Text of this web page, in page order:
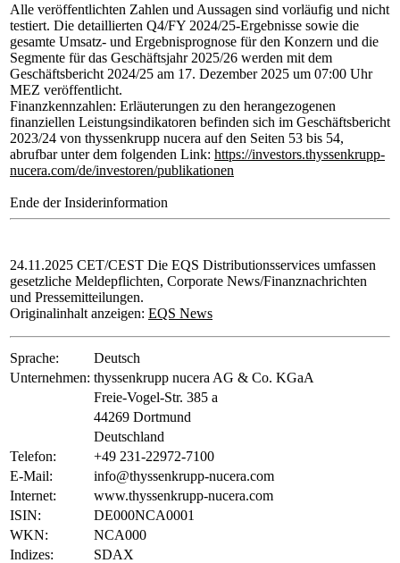
Alle veröffentlichten Zahlen und Aussagen sind vorläufig und nicht
testiert. Die detaillierten Q4/FY 2024/25-Ergebnisse sowie die
gesamte Umsatz- und Ergebnisprognose für den Konzern und die
Segmente für das Geschäftsjahr 2025/26 werden mit dem
Geschäftsbericht 2024/25 am 17. Dezember 2025 um 07:00 Uhr
MEZ veröffentlicht.
Finanzkennzahlen: Erläuterungen zu den herangezogenen
finanziellen Leistungsindikatoren befinden sich im Geschäftsbericht
2023/24 von thyssenkrupp nucera auf den Seiten 53 bis 54,
abrufbar unter dem folgenden Link: https://investors.thyssenkrupp-
nucera.com/de/investoren/publikationen
Ende der Insiderinformation
24.11.2025 CET/CEST Die EQS Distributionsservices umfassen
gesetzliche Meldepflichten, Corporate News/Finanznachrichten
und Pressemitteilungen.
Originalinhalt anzeigen: EQS News
Sprache:
Deutsch
Unternehmen: thyssenkrupp nucera AG & Co. KGaA
Freie-Vogel-Str. 385 a
44269 Dortmund
Deutschland
Telefon:
+49 231-22972-7100
E-Mail:
info@thyssenkrupp-nucera.com
Internet:
www.thyssenkrupp-nucera.com
ISIN:
DE000NCA0001
WKN:
NCA000
Indizes:
SDAX